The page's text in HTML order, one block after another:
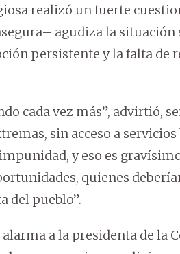
realizó un fuerte
agudiza la situación
persistente y la falta de
cada vez más”, advirtió,
sin acceso a servicios
y eso es
quienes
del pueblo”.
a la presidenta de la